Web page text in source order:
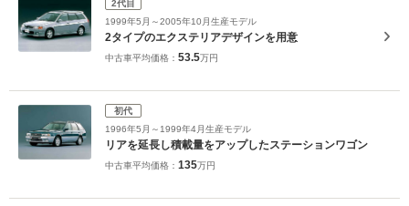
2代目
1999年5月～2005年10月生産モデル
2タイプのエクステリアデザインを用意
中古車平均価格： 53.5万円
初代
1996年5月～1999年4月生産モデル
リアを延長し積載量をアップしたステーションワゴン
中古車平均価格： 135万円